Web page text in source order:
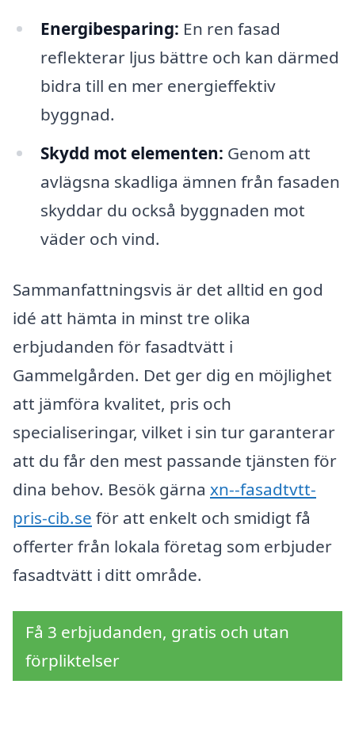
Energibesparing: En ren fasad
reflekterar ljus bättre och kan därmed
bidra till en mer energieffektiv
byggnad.
Skydd mot elementen: Genom att
avlägsna skadliga ämnen från fasaden
skyddar du också byggnaden mot
väder och vind.
Sammanfattningsvis är det alltid en god
idé att hämta in minst tre olika
erbjudanden för fasadtvätt i
Gammelgården. Det ger dig en möjlighet
att jämföra kvalitet, pris och
specialiseringar, vilket i sin tur garanterar
att du får den mest passande tjänsten för
dina behov. Besök gärna xn--fasadtvtt-
pris-cib.se för att enkelt och smidigt få
offerter från lokala företag som erbjuder
fasadtvätt i ditt område.
Få 3 erbjudanden, gratis och utan
förpliktelser